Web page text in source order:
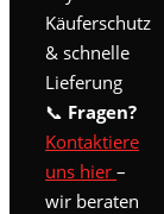
Käuferschutz
& schnelle
Lieferung
📞 Fragen?
Kontaktiere
uns hier –
wir beraten